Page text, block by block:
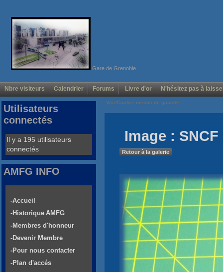
Gare de Grenoble
Nbre visiteurs Calendrier Forums Livre d'or N'hésitez pas à
Voir/Cacher menus de gauche
Image :
Retour à la galerie
Utilisateurs
connectés
Il y a 195 utilisateurs
connectés
AMFG INFO
-Accueil
-Historique AMFG
-Membres d'honneur
-Devenir Membre
-Pour nous contacter
-Plan d'accés